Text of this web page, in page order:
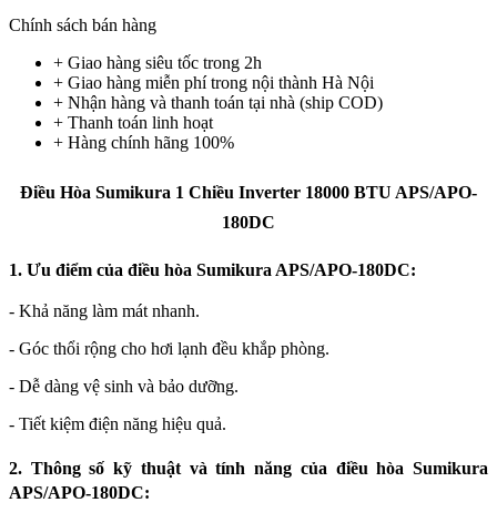
Chính sách bán hàng
+ Giao hàng siêu tốc trong 2h
+ Giao hàng miễn phí trong nội thành Hà Nội
+ Nhận hàng và thanh toán tại nhà (ship COD)
+ Thanh toán linh hoạt
+ Hàng chính hãng 100%
Điều Hòa Sumikura 1 Chiều Inverter 18000 BTU APS/APO-
180DC
1. Ưu điểm của điều hòa Sumikura APS/APO-180DC:
- Khả năng làm mát nhanh.
- Góc thổi rộng cho hơi lạnh đều khắp phòng.
- Dễ dàng vệ sinh và bảo dưỡng.
- Tiết kiệm điện năng hiệu quả.
2. Thông số kỹ thuật và tính năng của điều hòa Sumikura
APS/APO-180DC: